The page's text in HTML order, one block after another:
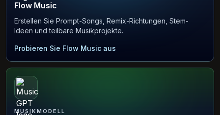
Flow Music
Erstellen Sie Prompt-Songs, Remix-Richtungen, Stem-
Ideen und teilbare Musikprojekte.
Probieren Sie Flow Music aus
MUSIKMODELL